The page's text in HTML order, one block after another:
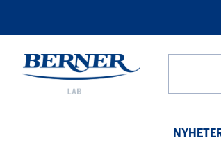
Berner
Lab
from